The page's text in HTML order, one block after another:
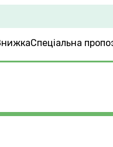
Спеціальна